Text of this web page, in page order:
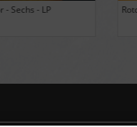
Daily Thompson - Glue -